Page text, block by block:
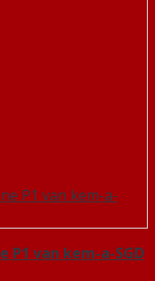
P1 van kem-a-SGD